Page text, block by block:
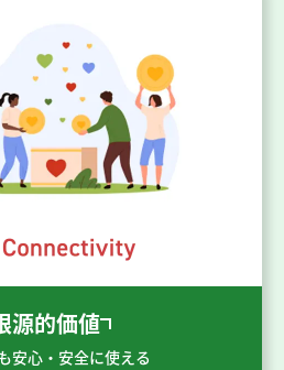
源的価値
安心・安全に使える